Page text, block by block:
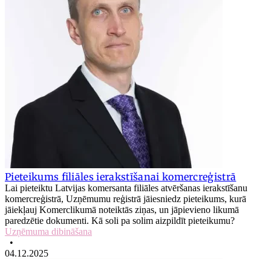
Pieteikums filiāles ierakstīšanai komercreģistrā
Lai pieteiktu Latvijas komersanta filiāles atvēršanas ierakstīšanu
komercreģistrā, Uzņēmumu reģistrā jāiesniedz pieteikums, kurā
jāiekļauj Komerclikumā noteiktās ziņas, un jāpievieno likumā
paredzētie dokumenti. Kā soli pa solim aizpildīt pieteikumu?
Uzņēmuma dibināšana
•
04.12.2025